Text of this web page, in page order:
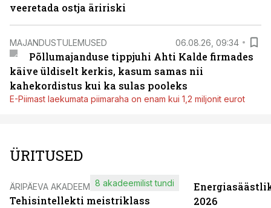
veeretada ostja äririski
MAJANDUSTULEMUSED 06.08.26, 09:34
Põllumajanduse tippjuhi Ahti Kalde firmades
käive üldiselt kerkis, kasum samas nii
kahekordistus kui ka sulas pooleks
E-Piimast laekumata piimaraha on enam kui 1,2 miljonit eurot
ÜRITUSED
ÄRIPÄEVA AKADEEMIA
Tehisintellekti meistriklass
8 akadeemilist tundi
2026